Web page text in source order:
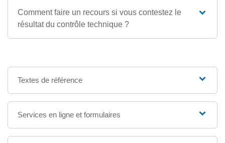
Comment faire un recours si vous contestez le
résultat du contrôle technique ?
Textes de référence
Services en ligne et formulaires